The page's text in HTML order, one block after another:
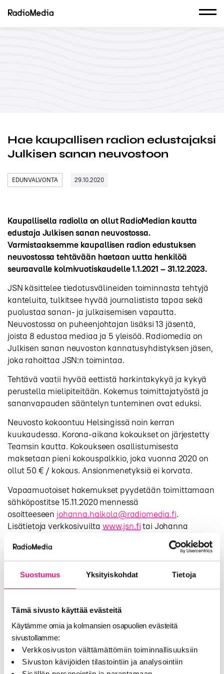
Suostumus Yksityiskohdat Tietoja
Tämä sivusto käyttää evästeitä
Käytämme omia ja kolmansien osapuolien evästeitä
sivustollamme:
Verkkosivuston välttämättömiin toiminnallisuuksiin
Sivuston kävijöiden tilastointiin ja analysointiin
Hae kaupallisen radion edustajaksi
Julkisen sanan neuvostoon
EDUNVALVONTA 29.10.2020
Kaupallisella radiolla on ollut RadioMedian kautta
edustaja Julkisen sanan neuvostossa.
Varmistaaksemme kaupallisen radion edustuksen
neuvostossa tehtävään haetaan uutta henkilöä
seuraavalle kolmivuotiskaudelle 1.1.2021 – 31.12.2023.
JSN käsittelee tiedotusvälineiden toiminnasta tehtyjä
kanteluita, tulkitsee hyvää journalistista tapaa sekä
puolustaa sanan- ja julkaisemisen vapautta.
Neuvostossa on puheenjohtajan lisäksi 13 jäsentä,
joista 8 edustaa mediaa ja 5 yleisöä. Radiomedia on
Julkisen sanan neuvoston kannatusyhdistyksen jäsen,
joka rahoittaa JSN:n toimintaa.
Tehtävä vaatii hyvää eettistä harkintakykyä ja kykyä
perustella mielipiteitään. Kokemus toimittajatyöstä ja
sananvapauden sääntelyn tunteminen ovat eduksi.
Neuvosto kokoontuu Helsingissä noin kerran
kuukaudessa. Korona-aikana kokoukset on järjestetty
Teamsin kautta. Kokoukseen osallistumisesta
maksetaan pieni kokouspalkkio, joka vuonna 2020 on
ollut 50 € / kokous. Ansionmenetyksiä ei korvata.
Vapaamuotoiset hakemukset pyydetään toimittamaan
sähköpostitse 15.11.2020 mennessä
osoitteeseen johanna.halkola@radiomedia.fi.
Lisätietoja verkkosivuilta www.jsn.fitai Johanna
Nykyinen JSN:n varajäsen Taina Roth
kertoo
”Julkisen sanan neuvoston tehtävä sananvapauden
osallistua tähän tehtävään kaupallisen radion
edustajana ja neuvoston varajäsenenä. Olemme
vuorotelleet kokouksissa MTV:n uutispäätoimittaja
Ilkka Ahtiaisen kanssa”, Taina Roth sanoo ja jatkaa,